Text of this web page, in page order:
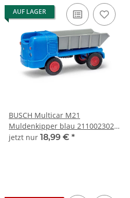
AUF LAGER
BUSCH Multicar M21
Muldenkipper blau 211002302
Automodell 1:120
jetzt nur 18,99 € *